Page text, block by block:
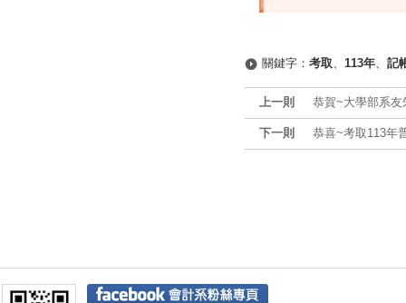
關鍵字： 考取、 113年、 記
上一則 恭賀~大學部系友
下一則 恭喜~考取113年